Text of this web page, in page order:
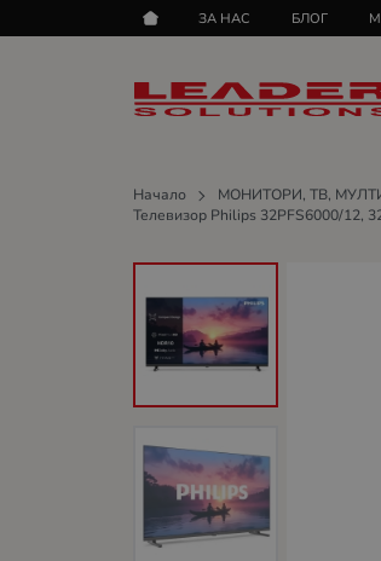
ЗА НАС БЛОГ
Начало МОНИТОРИ, ТВ,
Телевизор Philips 32PFS6000/12,